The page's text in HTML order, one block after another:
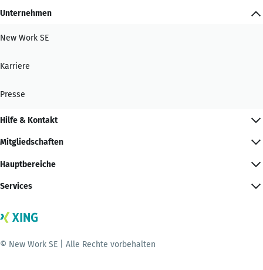
Unternehmen
New Work SE
Karriere
Presse
Hilfe & Kontakt
Mitgliedschaften
Hauptbereiche
Services
© New Work SE | Alle Rechte vorbehalten